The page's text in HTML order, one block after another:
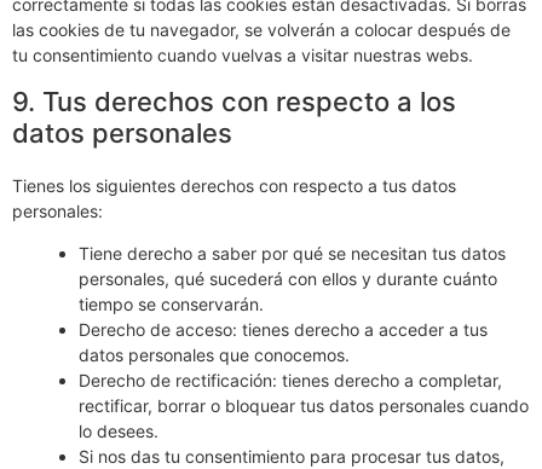
las cookies de tu navegador, se volverán a colocar después de
tu consentimiento cuando vuelvas a visitar nuestras webs.
9. Tus derechos con respecto a los
datos personales
Tienes los siguientes derechos con respecto a tus datos
personales:
Tiene derecho a saber por qué se necesitan tus datos
personales, qué sucederá con ellos y durante cuánto
tiempo se conservarán.
Derecho de acceso: tienes derecho a acceder a tus
datos personales que conocemos.
Derecho de rectificación: tienes derecho a completar,
rectificar, borrar o bloquear tus datos personales cuando
lo desees.
Si nos das tu consentimiento para procesar tus datos,